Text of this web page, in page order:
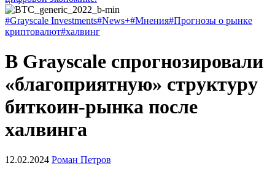
#Grayscale Investments#News+#Мнения#Прогнозы о рынке
криптовалют#халвинг
В Grayscale спрогнозировали
«благоприятную» структуру
биткоин-рынка после
халвинга
12.02.2024 Роман Петров